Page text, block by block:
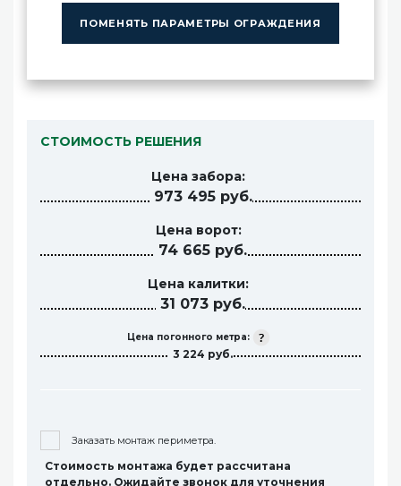
ПОМЕНЯТЬ ПАРАМЕТРЫ ОГРАЖДЕНИЯ
СТОИМОСТЬ РЕШЕНИЯ
Цена забора:
973 495 руб.
Цена ворот:
74 665 руб.
Цена калитки:
31 073 руб.
Цена погонного метра:
3 224 руб.
Заказать монтаж периметра.
Стоимость монтажа будет рассчитана
отдельно. Ожидайте звонок для уточнения